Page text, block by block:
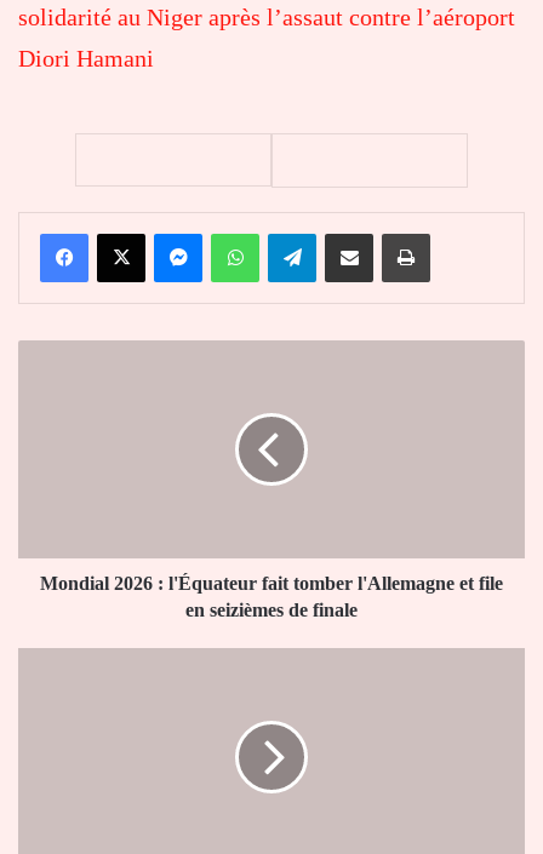
solidarité au Niger après l’assaut contre l’aéroport
Diori Hamani
FacebookX MessengerWhatsAppTelegramPartager par email Imprimer
file
Mondial 2026 : l'Équateur fait tomber l'Allemagne et file
en seizièmes de finale